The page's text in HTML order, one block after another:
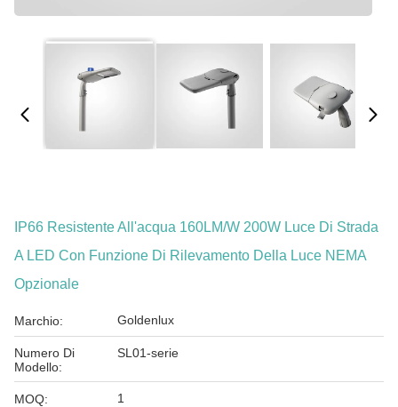
IP66 Resistente All'acqua 160LM/W 200W Luce Di Strada
A LED Con Funzione Di Rilevamento Della Luce NEMA
Opzionale
Marchio: Goldenlux
Numero Di
Modello:
SL01-serie
MOQ: 1